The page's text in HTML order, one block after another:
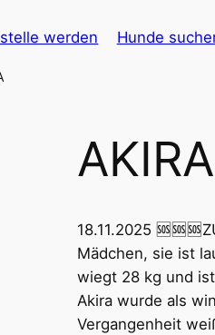
werden Hunde
AKIRA
18.11.2025
Mädchen, sie ist
wiegt 28 kg und
Akira wurde als
Vergangenheit